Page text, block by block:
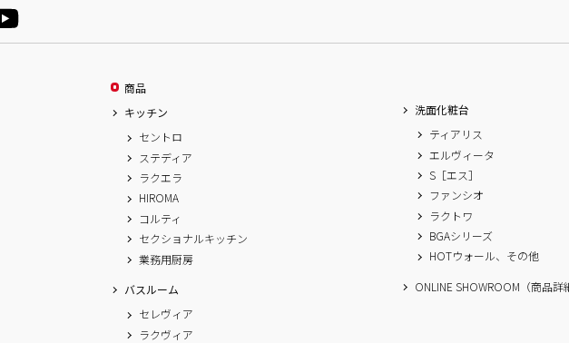
商品
キッチン
セントロ
ステディア
ラクエラ
HIROMA
コルティ
セクショナルキッチン
業務用厨房
バスルーム
セレヴィア
ラクヴィア
洗面化粧台
ティアリス
エルヴィータ
S［エス］
ファンシオ
ラクトワ
BGAシリーズ
HOTウォール、その他
ONLINE SHOWROOM（商品詳